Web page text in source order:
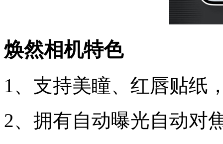
焕然相机特色
1、支持美瞳、红唇贴纸
2、拥有自动曝光自动对